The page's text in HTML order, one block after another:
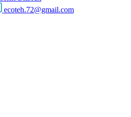
ecoteh.72@gmail.com